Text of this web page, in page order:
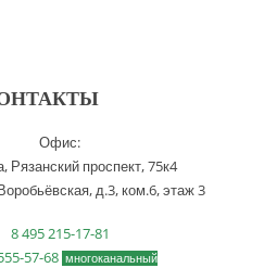
Офис:
Рязанский проспект, 75к4
д.3, ком.6, этаж 3
8 495 215-17-81
57-68 многоканальный